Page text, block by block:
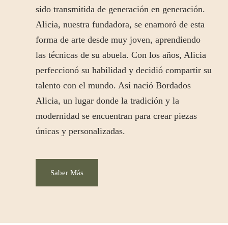
sido transmitida de generación en generación.
Alicia, nuestra fundadora, se enamoró de esta
forma de arte desde muy joven, aprendiendo
las técnicas de su abuela. Con los años, Alicia
perfeccionó su habilidad y decidió compartir su
talento con el mundo. Así nació Bordados
Alicia, un lugar donde la tradición y la
modernidad se encuentran para crear piezas
únicas y personalizadas.
Saber Más